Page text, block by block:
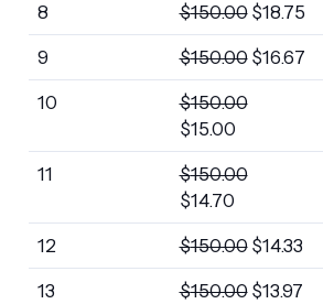
8 $150.00 $18.75
9 $150.00 $16.67
10 $150.00
$15.00
11 $150.00
$14.70
12 $150.00 $14.33
13 $150.00 $13.97